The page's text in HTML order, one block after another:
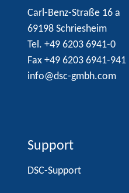
Carl-Benz-Straße 16 a
69198 Schriesheim
Tel. +49 6203 6941-0
Fax +49 6203 6941-941
info@dsc-gmbh.com
Support
DSC-Support